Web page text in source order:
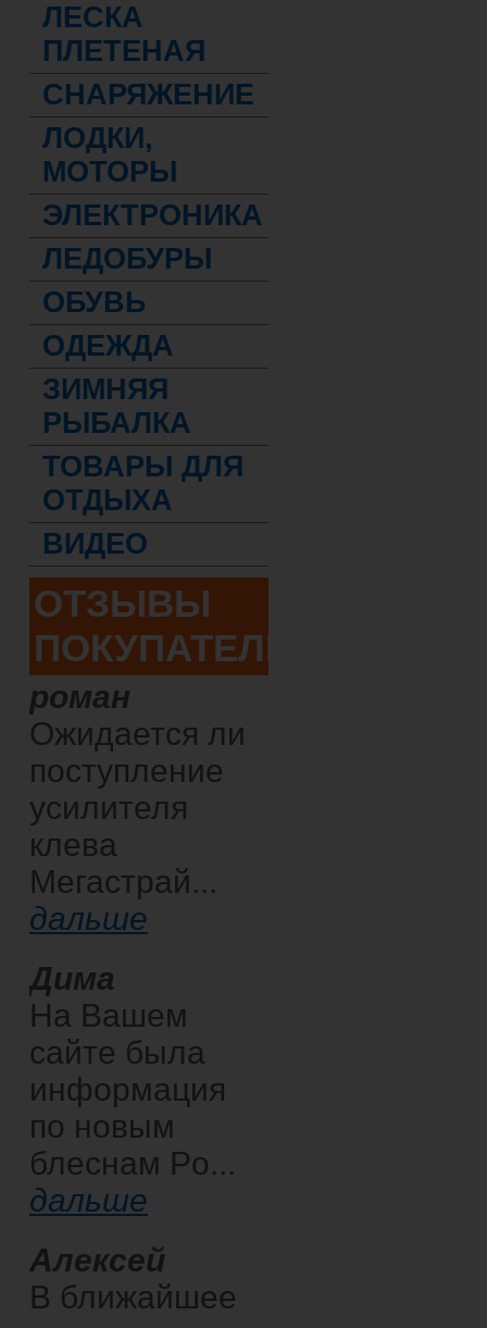
ЛЕСКА
ПЛЕТЕНАЯ
СНАРЯЖЕНИЕ
ЛОДКИ,
МОТОРЫ
ЭЛЕКТРОНИКА
ЛЕДОБУРЫ
ОБУВЬ
ОДЕЖДА
ЗИМНЯЯ
РЫБАЛКА
ТОВАРЫ ДЛЯ
ОТДЫХА
ВИДЕО
ОТЗЫВЫ
ПОКУПАТЕЛЕЙ
роман
Ожидается ли
поступление
усилителя
клева
Мегастрай...
дальше
Дима
На Вашем
сайте была
информация
по новым
блеснам Po...
дальше
Алексей
В ближайшее